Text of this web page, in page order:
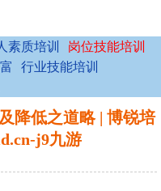
素质培训
岗位技能培训
行业技能培训
降低之道略 | 博锐培
j9九游